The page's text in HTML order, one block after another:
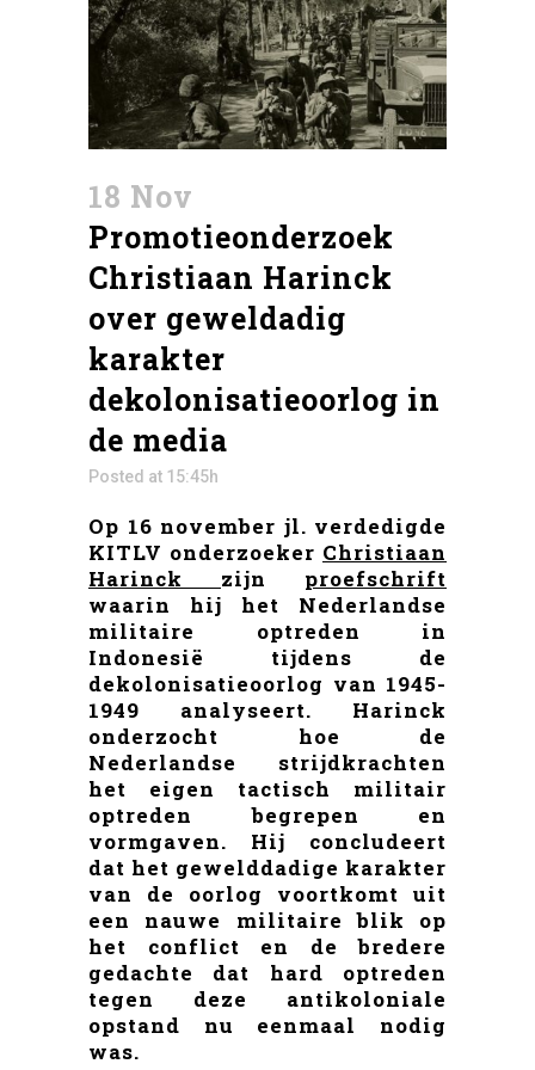
18 Nov
Promotieonderzoek
Christiaan Harinck
over geweldadig
karakter
dekolonisatieoorlog in
de media
Posted at 15:45h
Op 16 november jl. verdedigde
KITLV onderzoeker Christiaan
Harinck zijn proefschrift
waarin hij het Nederlandse
militaire optreden in
Indonesië tijdens de
dekolonisatieoorlog van 1945-
1949 analyseert. Harinck
onderzocht hoe de
Nederlandse strijdkrachten
het eigen tactisch militair
optreden begrepen en
vormgaven. Hij concludeert
dat het gewelddadige karakter
van de oorlog voortkomt uit
een nauwe militaire blik op
het conflict en de bredere
gedachte dat hard optreden
tegen deze antikoloniale
opstand nu eenmaal nodig
was.